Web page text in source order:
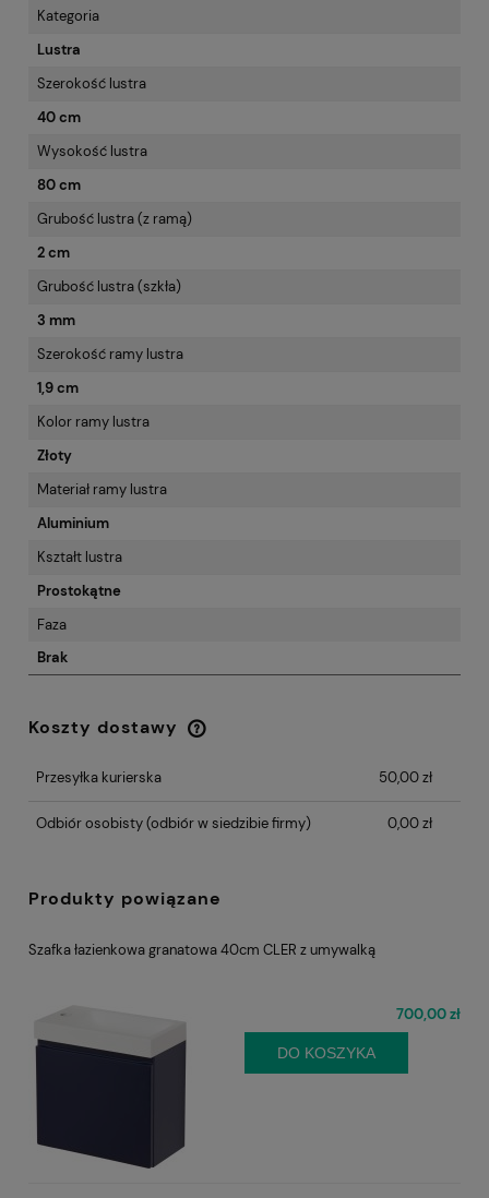
Kategoria
Lustra
Szerokość lustra
40 cm
Wysokość lustra
80 cm
Grubość lustra (z ramą)
2 cm
Grubość lustra (szkła)
3 mm
Szerokość ramy lustra
1,9 cm
Kolor ramy lustra
Złoty
Materiał ramy lustra
Aluminium
Kształt lustra
Prostokątne
Faza
Brak
Koszty dostawy
Cena nie zawiera ewentualnych kosztów
Przesyłka kurierska
50,00 zł
Odbiór osobisty(odbiór w siedzibie firmy) 0,00 zł
Produkty powiązane
Szafka łazienkowa granatowa 40cm CLER z umywalką
700,00 zł
DO KOSZYKA